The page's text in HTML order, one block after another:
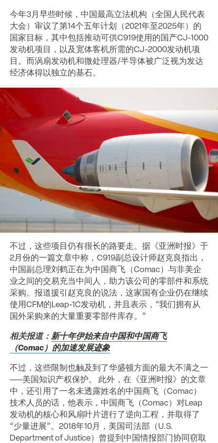
今年3月早些时候，中国最高立法机构（全国人民代表
大会）审议了第14个五年计划（2021年至2025年）的
国家目标，其中包括推动可供C919使用的国产CJ-1000
发动机项目，以及宽体客机所需的CJ-2000发动机项
目。而涡扇发动机和微处理器/半导体被广泛视为发达
经济体得以独立的基石。
不过，这些项目仍有很长的路要走。据《亚洲时报》于
2月份的一篇文章中称，C919副总设计师赵克良指出，
中国副总理刘鹤正在为中国商飞（Comac）与非美企
业之间的交易充当中间人，助力该公司的零部件和系统
采购。报道援引赵克良的说法，这家国有企业仍在继续
使用CFM的Leap-1C发动机，并且表示，“我们拥有从
国外采购来的大量重要零部件库存。”
相关报道： 新十年伊始来自中国和中国商飞
（Comac）的加速发展迹象
不过，这些限制也触及到了华盛顿方面的最大不满之一
——美国知识产权保护。 此外，在《亚洲时报》的文章
中，还引用了一名未透露姓名的中国商飞（Comac）
技术人员的话，他表示，中国商飞（Comac）对Leap
发动机的核心和风扇叶片进行了逆向工程，并取得了
“少量进展”。2018年10月，美国司法部（U.S.
Department of Justice）曾提到中国情报部门协同窃取